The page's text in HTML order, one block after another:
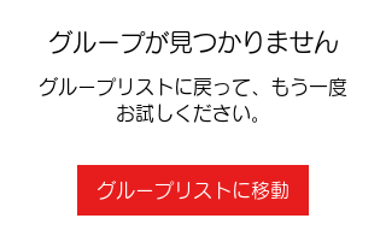
グループが見つかりません
グループリストに戻って、もう一度
お試しください。
グループリストに移動